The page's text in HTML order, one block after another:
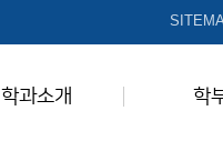
학과소개 학